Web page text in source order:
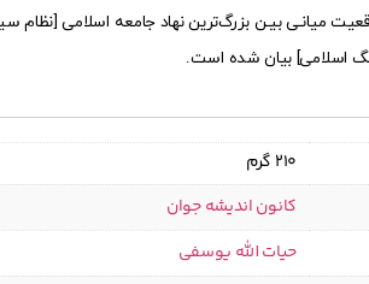
میانـی بیـن بزرگ‌ترین نهاد جامعه اسلامی [نظام
اسلامی] بیان شده است.
210 گرم
کانون اندیشه جوان
حیات الله یوسفی